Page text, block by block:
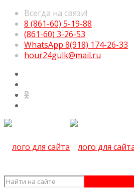
Всегда на связи!
8 (861-60) 5-19-88
(861-60) 3-26-53
WhatsApp 8(918) 174-26-33
hour24gulk@mail.ru